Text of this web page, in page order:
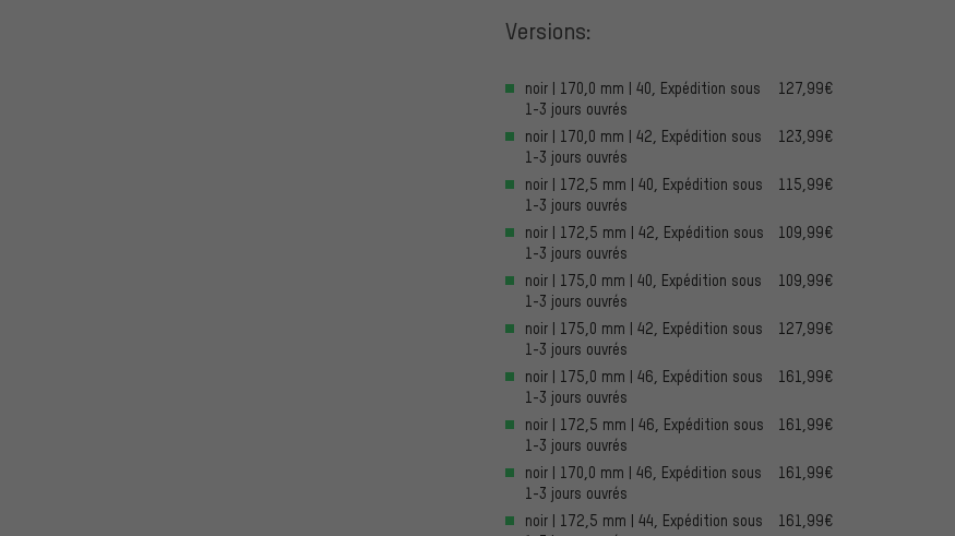
Versions:
noir | 170,0 mm | 40, Expédition sous
1-3 jours ouvrés
127,99€
noir | 170,0 mm | 42, Expédition sous
1-3 jours ouvrés
123,99€
noir | 172,5 mm | 40, Expédition sous
1-3 jours ouvrés
115,99€
noir | 172,5 mm | 42, Expédition sous
1-3 jours ouvrés
109,99€
noir | 175,0 mm | 40, Expédition sous
1-3 jours ouvrés
109,99€
noir | 175,0 mm | 42, Expédition sous
1-3 jours ouvrés
127,99€
noir | 175,0 mm | 46, Expédition sous
1-3 jours ouvrés
161,99€
noir | 172,5 mm | 46, Expédition sous
1-3 jours ouvrés
161,99€
noir | 170,0 mm | 46, Expédition sous
1-3 jours ouvrés
161,99€
noir | 172,5 mm | 44, Expédition sous
161,99€